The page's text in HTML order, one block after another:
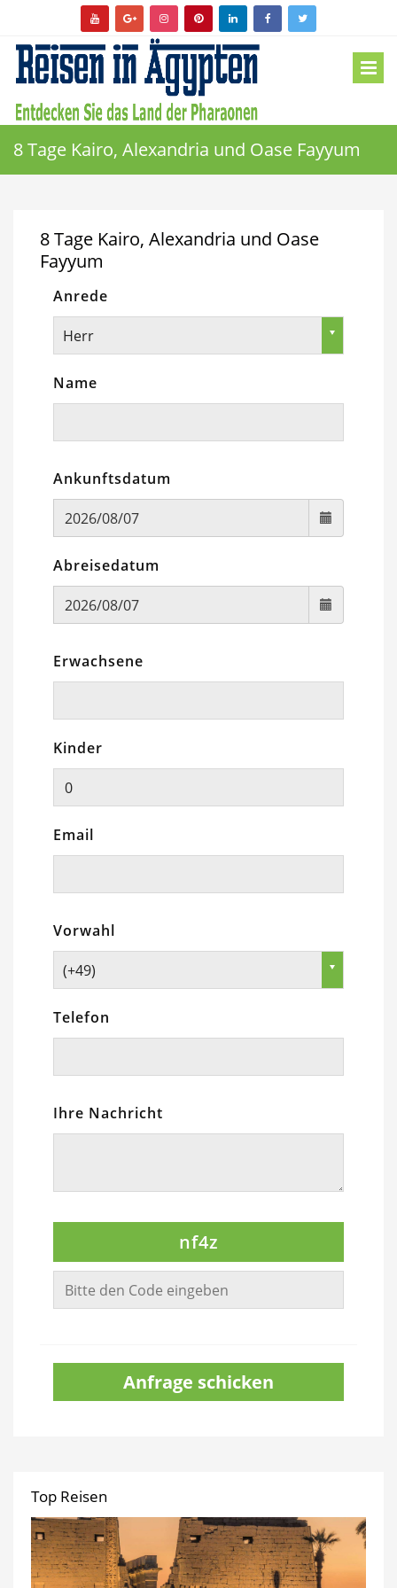
8 Tage Kairo, Alexandria und Oase Fayyum
8 Tage Kairo, Alexandria und Oase
Fayyum
Anrede
Herr
Name
Ankunftsdatum
Abreisedatum
Erwachsene
Kinder
Email
Vorwahl
(+49)
Telefon
Ihre Nachricht
nf4z
Anfrage schicken
Top Reisen